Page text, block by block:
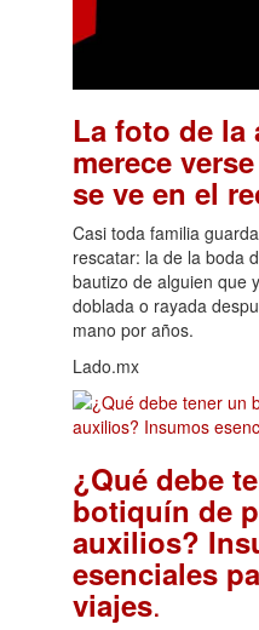
La foto de la
merece
se ve en el
Casi toda familia
rescatar: la de la boda
bautizo de alguien que
doblada o rayada
mano por años.
Lado.mx
¿Qué debe
botiquín de
auxilios?
esenciales
viajes.